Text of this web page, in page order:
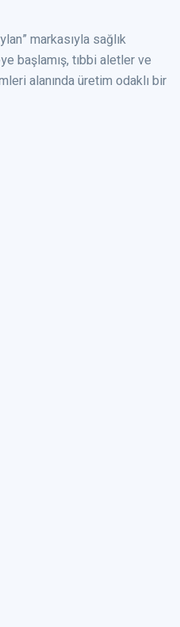
markasıyla sağlık
başlamış, tıbbi aletler ve
alanında üretim odaklı bir